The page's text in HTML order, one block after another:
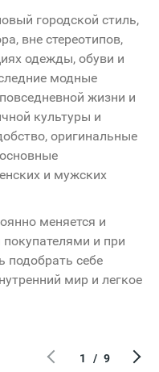
городской стиль,
вне стереотипов,
одежды, обуви и
модные
жизни и
культуры и
оригинальные
и мужских
меняется и
покупателями и при
подобрать себе
мир и легкое
1 / 9